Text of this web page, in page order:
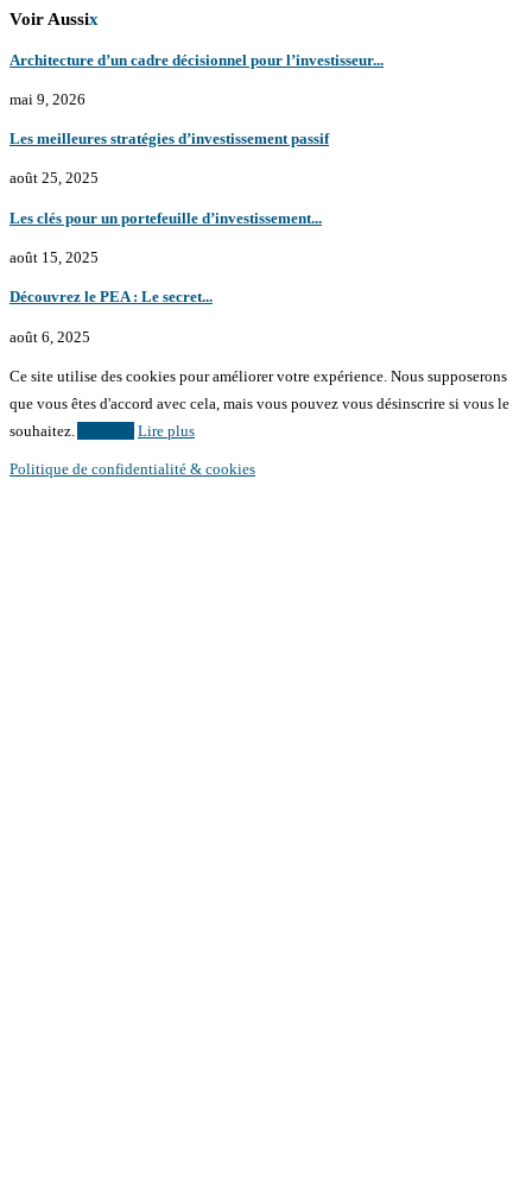
Voir Aussix
Architecture d’un cadre décisionnel pour l’investisseur...
mai 9, 2026
Les meilleures stratégies d’investissement passif
août 25, 2025
Les clés pour un portefeuille d’investissement...
août 15, 2025
Découvrez le PEA : Le secret...
août 6, 2025
Ce site utilise des cookies pour améliorer votre expérience. Nous supposerons
que vous êtes d'accord avec cela, mais vous pouvez vous désinscrire si vous le
souhaitez.
Lire plus
Politique de confidentialité & cookies